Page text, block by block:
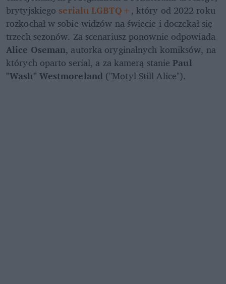
brytyjskiego serialu LGBTQ+, który od 2022 roku
rozkochał w sobie widzów na świecie i doczekał się
trzech sezonów. Za scenariusz ponownie odpowiada
Alice Oseman, autorka oryginalnych komiksów, na
których oparto serial, a za kamerą stanie Paul
"Wash" Westmoreland ("Motyl Still Alice").